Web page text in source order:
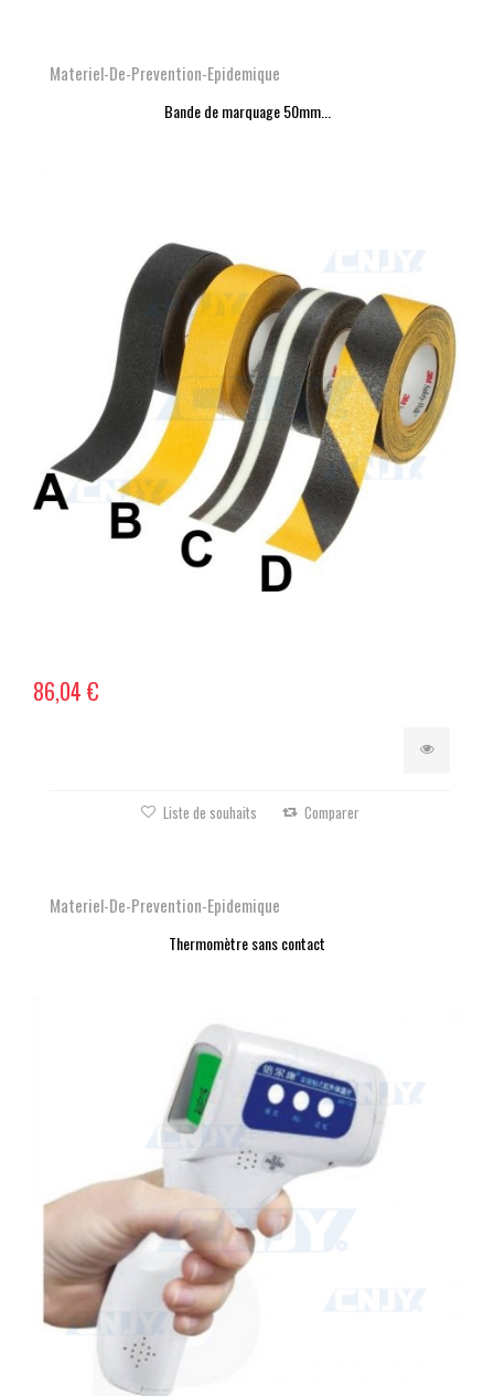
Materiel-De-Prevention-Epidemique
Bande de marquage 50mm...
86,04 €
Liste de souhaits Comparer
Materiel-De-Prevention-Epidemique
Thermomètre sans contact